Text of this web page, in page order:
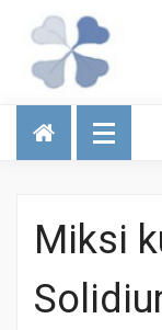
Talous
Miksi